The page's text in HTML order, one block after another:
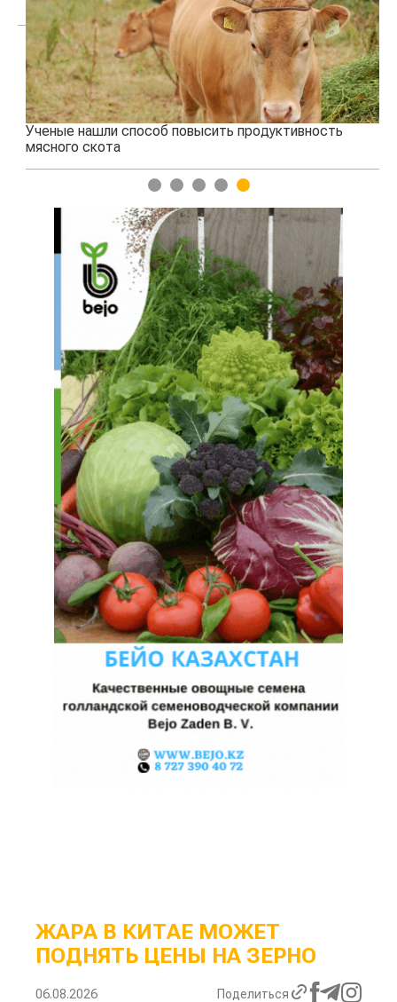
Ученые нашли способ повысить продуктивность
мясного скота
1 2 3 4 5
ЖАРА В КИТАЕ МОЖЕТ
ПОДНЯТЬ ЦЕНЫ НА ЗЕРНО
06.08.2026 Поделиться